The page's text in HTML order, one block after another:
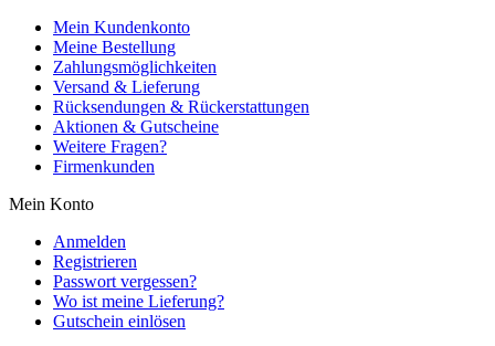
Mein Kundenkonto
Meine Bestellung
Zahlungsmöglichkeiten
Versand & Lieferung
Rücksendungen & Rückerstattungen
Aktionen & Gutscheine
Weitere Fragen?
Firmenkunden
Mein Konto
Anmelden
Registrieren
Passwort vergessen?
Wo ist meine Lieferung?
Gutschein einlösen